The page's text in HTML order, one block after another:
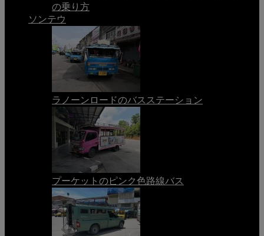
の乗り方
ソンテウ
ラノーンロードのバスステーション
プーケットのピンク色路線バス